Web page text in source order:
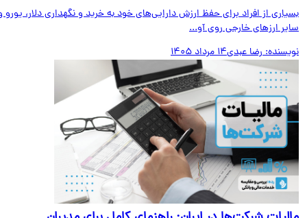
از افراد برای حفظ ارزش دارایی‌های خود به خرید و نگهداری دلار، یورو و
ارزهای خارجی روی آو...
رضا عبدی14 مرداد 1405